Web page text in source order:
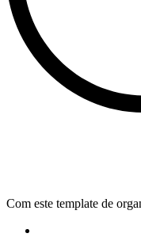
Com este template de